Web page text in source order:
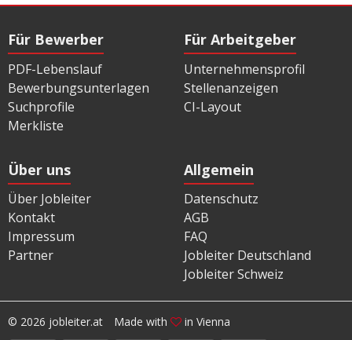
Für Bewerber
PDF-Lebenslauf
Bewerbungsunterlagen
Suchprofile
Merkliste
Für Arbeitgeber
Unternehmensprofil
Stellenanzeigen
CI-Layout
Über uns
Über Jobleiter
Kontakt
Impressum
Partner
Allgemein
Datenschutz
AGB
FAQ
Jobleiter Deutschland
Jobleiter Schweiz
© 2026 jobleiter.at Made with in Vienna